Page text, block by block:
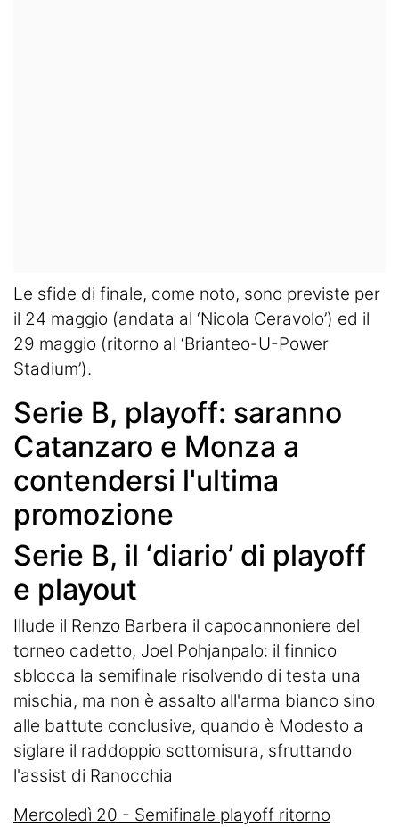
Le sfide di finale, come noto, sono previste per
il 24 maggio (andata al ‘Nicola Ceravolo’) ed il
29 maggio (ritorno al ‘Brianteo-U-Power
Stadium’).
Serie B, playoff: saranno
Catanzaro e Monza a
contendersi l'ultima
promozione
Serie B, il ‘diario’ di playoff
e playout
Illude il Renzo Barbera il capocannoniere del
torneo cadetto, Joel Pohjanpalo: il finnico
sblocca la semifinale risolvendo di testa una
mischia, ma non è assalto all'arma bianco sino
alle battute conclusive, quando è Modesto a
siglare il raddoppio sottomisura, sfruttando
l'assist di Ranocchia
Mercoledì 20 - Semifinale playoff ritorno